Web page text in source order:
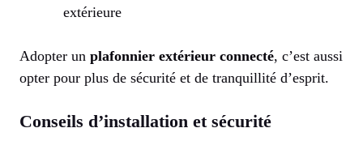
extérieure
Adopter un plafonnier extérieur connecté, c’est aussi
opter pour plus de sécurité et de tranquillité d’esprit.
Conseils d’installation et sécurité